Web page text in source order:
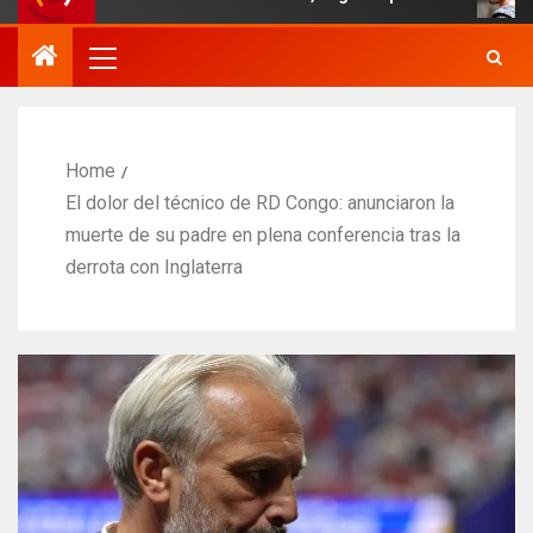
Home
El dolor del técnico de RD Congo: anunciaron la
muerte de su padre en plena conferencia tras la
derrota con Inglaterra